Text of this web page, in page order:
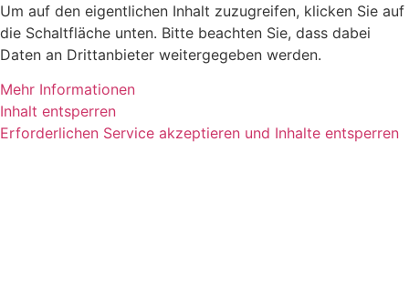
Um auf den eigentlichen Inhalt zuzugreifen, klicken Sie auf
die Schaltfläche unten. Bitte beachten Sie, dass dabei
Daten an Drittanbieter weitergegeben werden.
Mehr Informationen
Inhalt entsperren
Erforderlichen Service akzeptieren und Inhalte entsperren